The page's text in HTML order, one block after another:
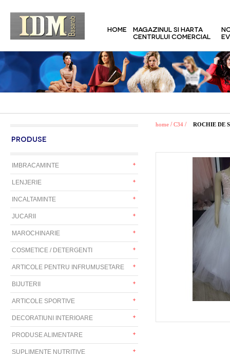
HOME
MAGAZINUL SI HARTA
CENTRULUI COMERCIAL
PRODUSE
IMBRACAMINTE
LENJERIE
INCALTAMINTE
JUCARII
MAROCHINARIE
COSMETICE / DETERGENTI
ARTICOLE PENTRU INFRUMUSETARE
BIJUTERII
ARTICOLE SPORTIVE
DECORATIUNI INTERIOARE
PRODUSE ALIMENTARE
SUPLIMENTE NUTRITIVE
home / C34 / ROCHIE DE